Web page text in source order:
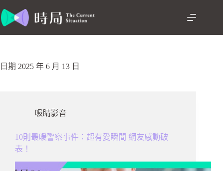
至
容日期 2025 年 6 月 13 日
吸睛影音
10則最暖警察事件：超有愛瞬間 網友感動破
表！